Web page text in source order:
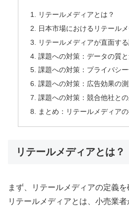
リテールメディアとは？
日本市場におけるリテール
リテールメディアが直面す
課題への対策：データの質
課題への対策：プライバシ
課題への対策：広告効果の
課題への対策：競合他社と
まとめ：リテールメディア
リテールメディアとは？
まず、リテールメディアの定義を
リテールメディアとは、小売業